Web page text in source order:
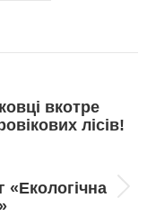
вкотре
лісів!
«Екологічна